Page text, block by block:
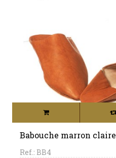
Babouche marron claire
Ref.: BB4